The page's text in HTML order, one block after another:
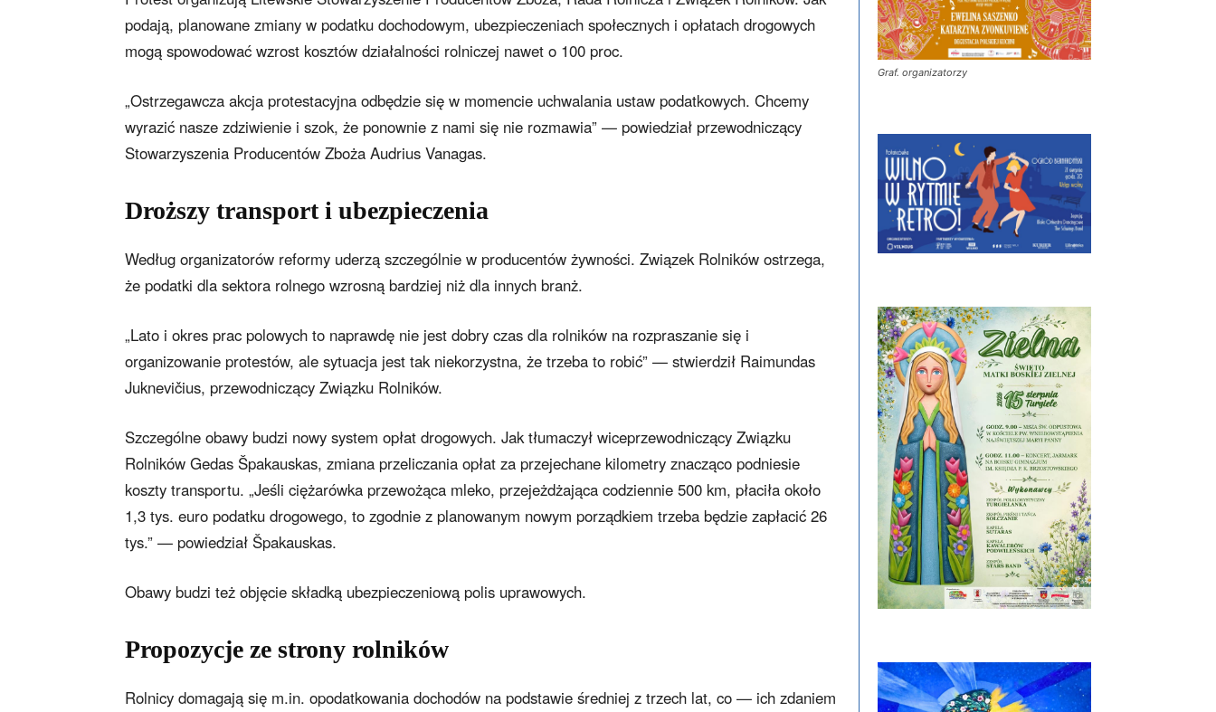
podają, planowane zmiany w podatku dochodowym, ubezpieczeniach społecznych i opłatach drogowych
mogą spowodować wzrost kosztów działalności rolniczej nawet o 100 proc.
„Ostrzegawcza akcja protestacyjna odbędzie się w momencie uchwalania ustaw podatkowych. Chcemy
wyrazić nasze zdziwienie i szok, że ponownie z nami się nie rozmawia” — powiedział przewodniczący
Stowarzyszenia Producentów Zboża Audrius Vanagas.
Droższy transport i ubezpieczenia
Według organizatorów reformy uderzą szczególnie w producentów żywności. Związek Rolników ostrzega,
że podatki dla sektora rolnego wzrosną bardziej niż dla innych branż.
„Lato i okres prac polowych to naprawdę nie jest dobry czas dla rolników na rozpraszanie się i
organizowanie protestów, ale sytuacja jest tak niekorzystna, że trzeba to robić” — stwierdził Raimundas
Juknevičius, przewodniczący Związku Rolników.
Szczególne obawy budzi nowy system opłat drogowych. Jak tłumaczył wiceprzewodniczący Związku
Rolników Gedas Špakauskas, zmiana przeliczania opłat za przejechane kilometry znacząco podniesie
koszty transportu. „Jeśli ciężarówka przewożąca mleko, przejeżdżająca codziennie 500 km, płaciła około
1,3 tys. euro podatku drogowego, to zgodnie z planowanym nowym porządkiem trzeba będzie zapłacić 26
tys.” — powiedział Špakauskas.
Obawy budzi też objęcie składką ubezpieczeniową polis uprawowych.
Propozycje ze strony rolników
Rolnicy domagają się m.in. opodatkowania dochodów na podstawie średniej z trzech lat, co — ich zdaniem
Graf. organizatorzy